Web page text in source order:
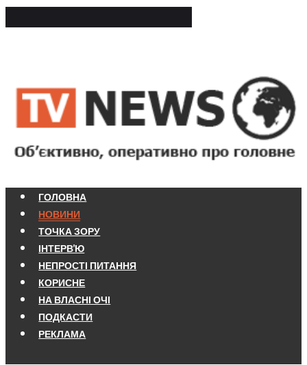
ГОЛОВНА
НОВИНИ
ТОЧКА ЗОРУ
ІНТЕРВ'Ю
НЕПРОСТІ ПИТАННЯ
КОРИСНЕ
НА ВЛАСНІ ОЧІ
ПОДКАСТИ
РЕКЛАМА